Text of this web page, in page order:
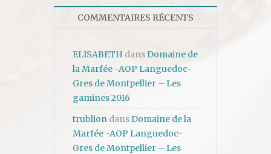
COMMENTAIRES RÉCENTS
ELISABETH dansDomaine de
la Marfée -AOP Languedoc-
Gres de Montpellier – Les
gamines 2016
trublion dansDomaine de la
Marfée -AOP Languedoc-
Gres de Montpellier – Les